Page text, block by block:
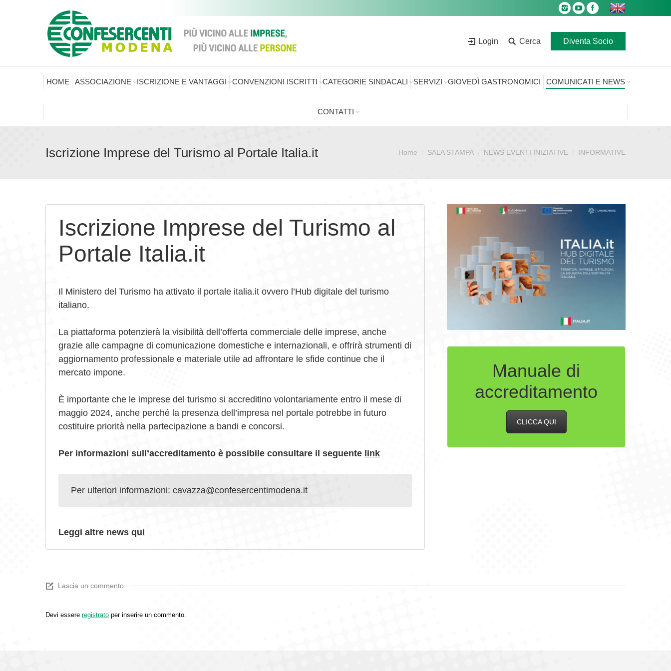
Login Cerca Diventa Socio
HOME ASSOCIAZIONE ISCRIZIONE E VANTAGGI CONVENZIONI ISCRITTI CATEGORIE SINDACALI SERVIZI GIOVEDÌ GASTRONOMICI COMUNICATI E NEWS
CONTATTI
Iscrizione Imprese del Turismo al Portale Italia.it Home SALA STAMPA NEWS EVENTI INIZIATIVE INFORMATIVE
Iscrizione Imprese del Turismo al
Portale Italia.it
Il Ministero del Turismo ha attivato il portale italia.it ovvero l’Hub digitale del turismo
italiano.
La piattaforma potenzierà la visibilità dell’offerta commerciale delle imprese, anche
grazie alle campagne di comunicazione domestiche e internazionali, e offrirà strumenti di
aggiornamento professionale e materiale utile ad affrontare le sfide continue che il
mercato impone.
È importante che le imprese del turismo si accreditino volontariamente entro il mese di
maggio 2024, anche perché la presenza dell’impresa nel portale potrebbe in futuro
costituire priorità nella partecipazione a bandi e concorsi.
Per informazioni sull’accreditamento è possibile consultare il seguente link
Per ulteriori informazioni: cavazza@confesercentimodena.it
Leggi altre news qui
Manuale di
accreditamento
CLICCA QUI
Lascia un commento
Devi essere registrato per inserire un commento.